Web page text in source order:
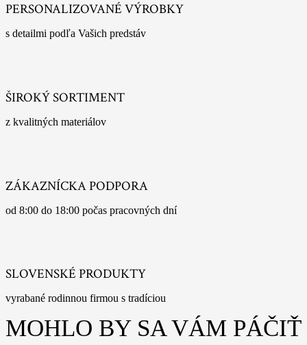
PERSONALIZOVANÉ VÝROBKY
s detailmi podľa Vašich predstáv
ŠIROKÝ SORTIMENT
z kvalitných materiálov
ZÁKAZNÍCKA PODPORA
od 8:00 do 18:00 počas pracovných dní
SLOVENSKÉ PRODUKTY
vyrabané rodinnou firmou s tradíciou
MOHLO BY SA VÁM PÁČIŤ